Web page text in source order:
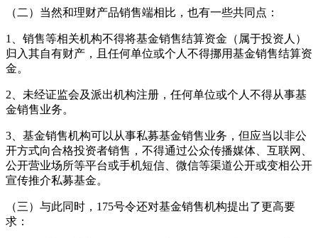
（二）当然和理财产品销售端相比，也有一些共同点：
1、销售等相关机构不得将基金销售结算资金（属于投资人）
归入其自有财产，且任何单位或个人不得挪用基金销售结算资
金。
2、未经证监会及派出机构注册，任何单位或个人不得从事基
金销售业务。
3、基金销售机构可以从事私募基金销售业务，但应当以非公
开方式向合格投资者销售，不得通过公众传播媒体、互联网、
公开营业场所等平台或手机短信、微信等渠道公开或变相公开
宣传推介私募基金。
（三）与此同时，175号令还对基金销售机构提出了更高要
求：